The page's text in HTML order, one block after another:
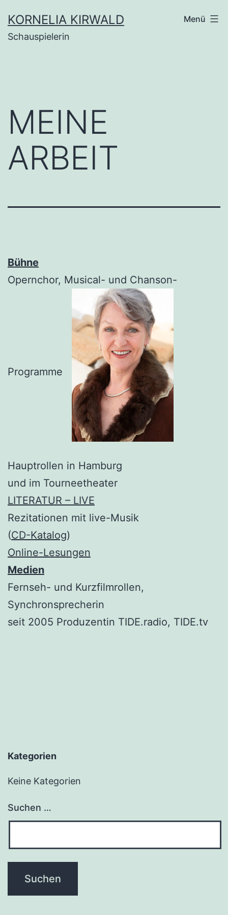
Inhalt
springen
KORNELIA KIRWALD
Schauspielerin
Menü
MEINE
ARBEIT
Bühne
Opernchor, Musical- und Chanson-
Programme
Hauptrollen in Hamburg
und im Tourneetheater
LITERATUR – LIVE
Rezitationen mit live-Musik
(CD-Katalog)
Online-Lesungen
Medien
Fernseh- und Kurzfilmrollen,
Synchronsprecherin
seit 2005 Produzentin TIDE.radio, TIDE.tv
Kategorien
Keine Kategorien
Suchen …